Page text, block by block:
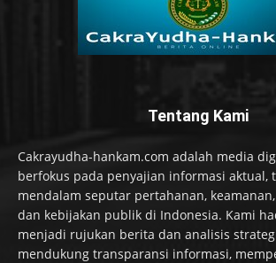
Tentang Kami
Cakrayudha-hankam.com adalah media
berfokus pada penyajian informasi aktual,
mendalam seputar pertahanan,
dan kebijakan publik di Indonesia. Kami
menjadi rujukan berita dan analisis
mendukung transparansi informasi,